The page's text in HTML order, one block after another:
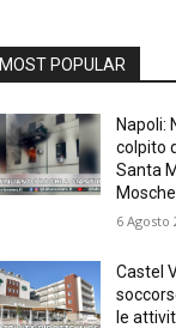
MOST POPULAR
Napoli:
colpito
Santa
6 Agosto
Castel
le